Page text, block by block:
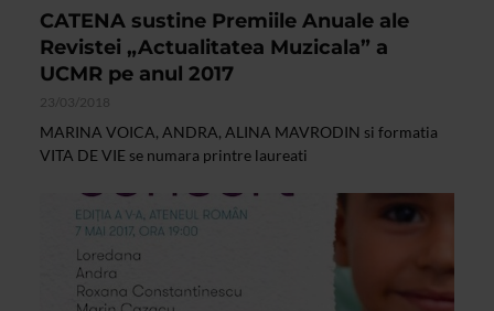
CATENA sustine Premiile Anuale ale
Revistei „Actualitatea Muzicala” a
UCMR pe anul 2017
23/03/2018
MARINA VOICA, ANDRA, ALINA MAVRODIN si formatia
VITA DE VIE se numara printre laureati